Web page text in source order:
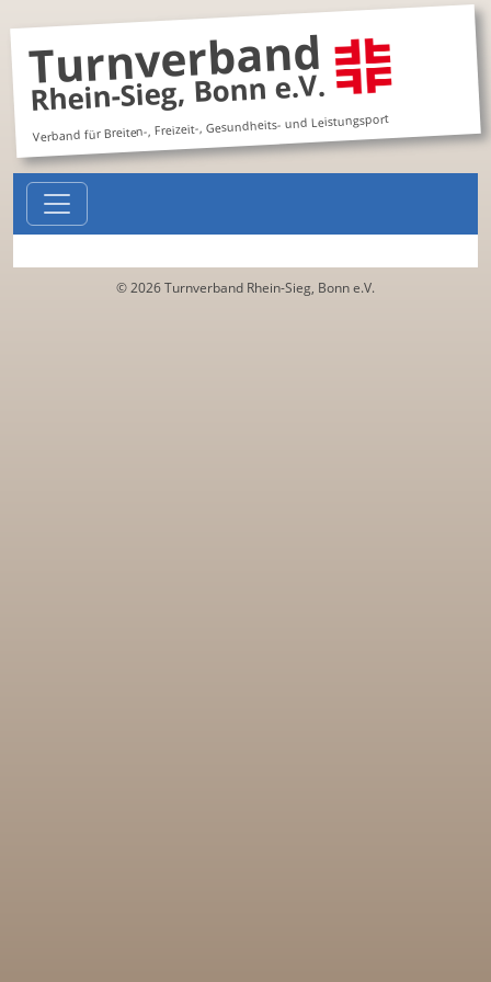
Turnverband
Rhein-Sieg, Bonn e.V.
Verband für Breiten-, Freizeit-, Gesundheits- und Leistungsport
© 2026 Turnverband Rhein-Sieg, Bonn e.V.